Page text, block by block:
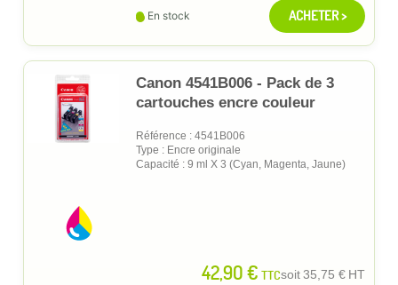
En stock ACHETER >
Canon 4541B006 - Pack de 3
cartouches encre couleur
Référence : 4541B006
Type : Encre originale
Capacité : 9 ml X 3 (Cyan, Magenta, Jaune)
42,90 € TTCsoit35,75 € HT